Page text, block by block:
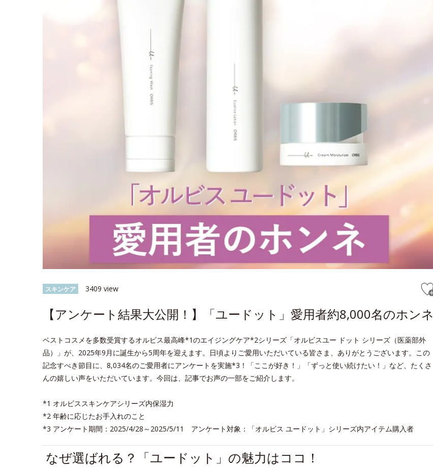
スキンケア 3409 view
【アンケート結果大公開！】「ユードット」愛用者約8,000名のホンネ
ベストコスメを多数受賞するオルビス最高峰*1のエイジングケア*2シリーズ「オルビスユー ドット シリーズ（医薬部外
品）」が、2025年9月に誕生から5周年を迎えます。日頃よりご愛用いただいている皆さま、ありがとうございます。この
記念すべき節目に、8,034名のご愛用者にアンケートを実施*3！「ここが好き！」「ずっと使い続けたい！」など、たくさ
んの嬉しい声をいただいています。今回は、記事でお声の一部をご紹介します。
*1 オルビススキンケアシリーズ内保湿力
*2 年齢に応じたお手入れのこと
*3 アンケート期間：2025/4/28～2025/5/11 アンケート対象：「オルビス ユードット」シリーズ内アイテム購入者
なぜ選ばれる？「ユードット」の魅力はココ！